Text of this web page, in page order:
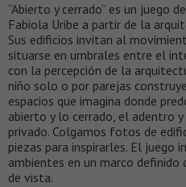
“Abierto y cerrado” es un juego
Fabiola Uribe a partir de la
Sus edificios invitan al
situarse en umbrales entre el
con la percepción de la
niño solo o por parejas
espacios que imagina donde
abierto y lo cerrado, el adentro
privado. Colgamos fotos de
piezas para inspirarles. El juego
ambientes en un marco
de vista.